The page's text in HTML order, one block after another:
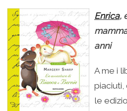
Enrica,
anni
A me i
piaciuti,
le